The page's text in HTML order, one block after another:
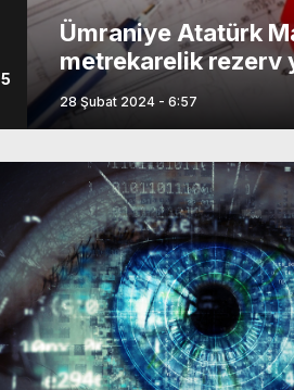
5
Ümraniye Atatürk
metrekarelik rezerv
askıda!
28 Şubat 2024 - 6:57